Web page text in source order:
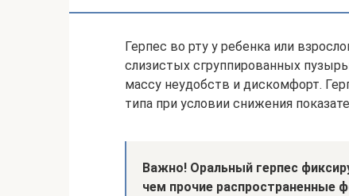
Герпес во рту у ребенка или
слизистых сгруппированных
массу неудобств и дискомфорт.
типа при условии снижения
Важно! Оральный герпес
чем прочие распространенные